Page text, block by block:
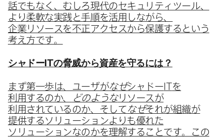
話でもなく、​むしろ現代の​セキュリティツール、​
より​柔軟な​実践と​手順を​活用しながら、​
企業リソースを​不正アクセスから​保護すると​いう​
考え方です。
シャドーITの​脅威から​資産を​守るには？
まず第一歩は、​ユーザがなぜシャドー ITを​
利用するのか、
どのようなリソースが​
利用されているのか、​そしてなぜそれが​組織が​
提供する​ソリューションよりも​優れた​
ソリューションなのかを​理解する​ことです。​この​